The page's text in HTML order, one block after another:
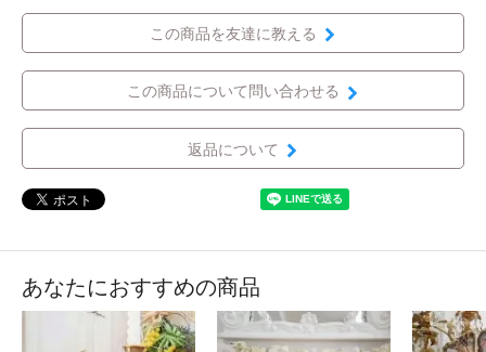
この商品を友達に教える
この商品について問い合わせる
返品について
あなたにおすすめの商品